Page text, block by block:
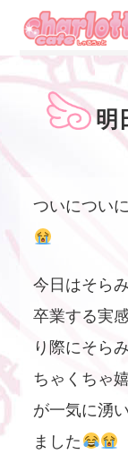
明
ついについ
今日はそら
卒業する実
り際にそら
ちゃくちゃ
が一気に湧
ました